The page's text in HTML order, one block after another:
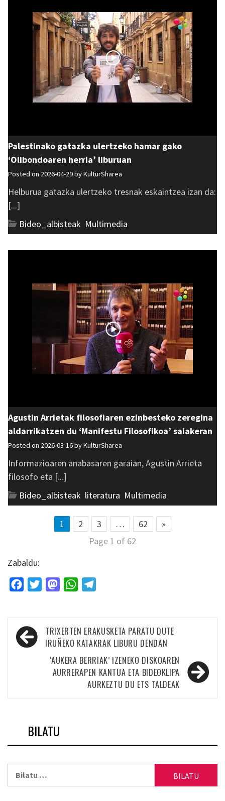
Palestinako gatazka ulertzeko hamar gako
‘Olibondoaren herria’ liburuan
Posted on 2026-04-29 byKulturSharea
Helburua gatazka ulertzeko tresnak eskaintzea izan da:
[...]
Bideo_albisteak Multimedia
Agustin Arrietak filosofiaren ezinbesteko zeregina
aldarrikatzen du ‘Manifestu Filosofikoa’ saiakeran
Posted on 2026-03-16 byKulturSharea
Informazioaren anabasaren garaian, Agustin Arrieta
filosofo eta [...]
Bideo_albisteak literatura Multimedia
1 2 3 … 62
»
Page 1 of 62
Zabaldu:
FacebookTwitterMastodonWhatsApp
Bidalketetan
zehar
nabigatu
TRIXERTEN ERAKUSKETA PARATU DUTE
IRUÑEKO KATAKRAK LIBURU DENDAN
‘AUKERA BERRIAK’ IZENEKO DISKOAREN
AURRERAPEN KANTUA ETA BIDEOKLIPA
AURKEZTU DU ETS TALDEAK
BILATU